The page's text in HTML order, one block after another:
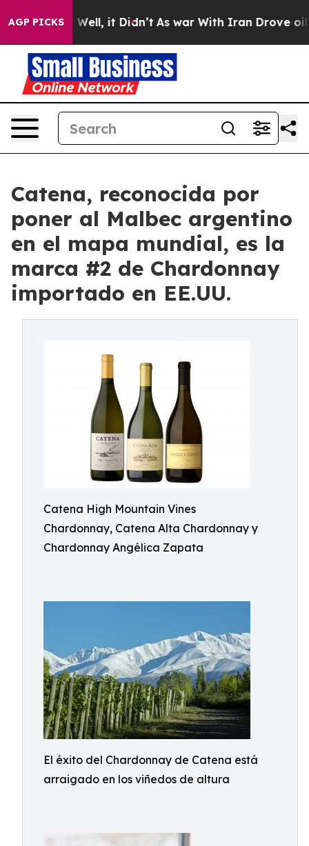
AGP PICKS
Well, it Didn’t As war With Iran Drove oil Prices
Catena, reconocida por
poner al Malbec argentino
en el mapa mundial, es la
marca #2 de Chardonnay
importado en EE.UU.
Catena High Mountain Vines
Chardonnay, Catena Alta Chardonnay y
Chardonnay Angélica Zapata
El éxito del Chardonnay de Catena está
arraigado en los viñedos de altura